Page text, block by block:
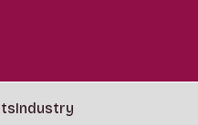
Industry